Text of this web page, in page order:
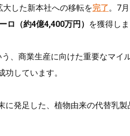
した新本社への移転を完了。7
ロ（約4億4,400万円） を獲得しま
、商業生産に向けた重要なマイ
しています。
発足した、植物由来の代替乳製